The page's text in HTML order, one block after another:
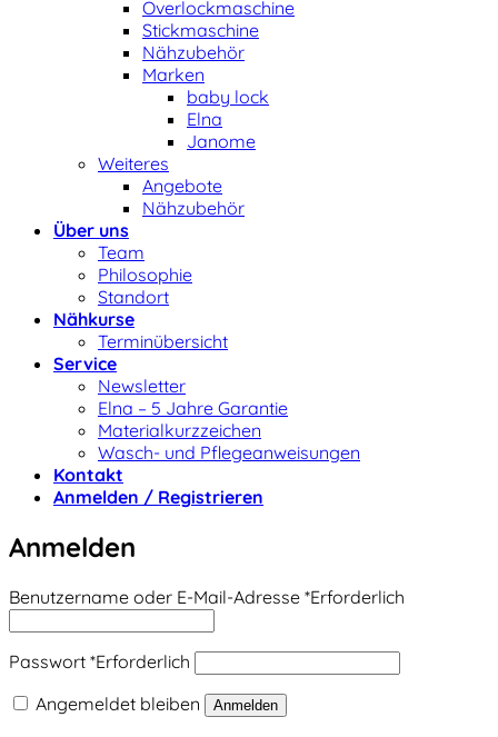
Overlockmaschine
Stickmaschine
Nähzubehör
Marken
baby lock
Elna
Janome
Weiteres
Angebote
Nähzubehör
Über uns
Team
Philosophie
Standort
Nähkurse
Terminübersicht
Service
Newsletter
Elna – 5 Jahre Garantie
Materialkurzzeichen
Wasch- und Pflegeanweisungen
Kontakt
Anmelden / Registrieren
Anmelden
Benutzername oder E-Mail-Adresse *Erforderlich
Passwort *Erforderlich
Angemeldet bleiben
Anmelden